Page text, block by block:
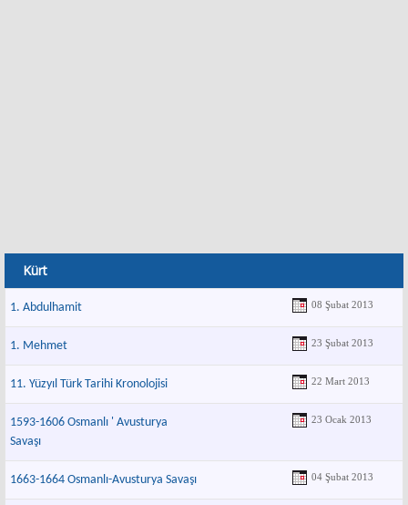
Kürt
1. Abdulhamit 08 Şubat 2013
1. Mehmet 23 Şubat 2013
11. Yüzyıl Türk Tarihi Kronolojisi 22 Mart 2013
1593-1606 Osmanlı ' Avusturya
Savaşı
23 Ocak 2013
1663-1664 Osmanlı-Avusturya Savaşı 04 Şubat 2013